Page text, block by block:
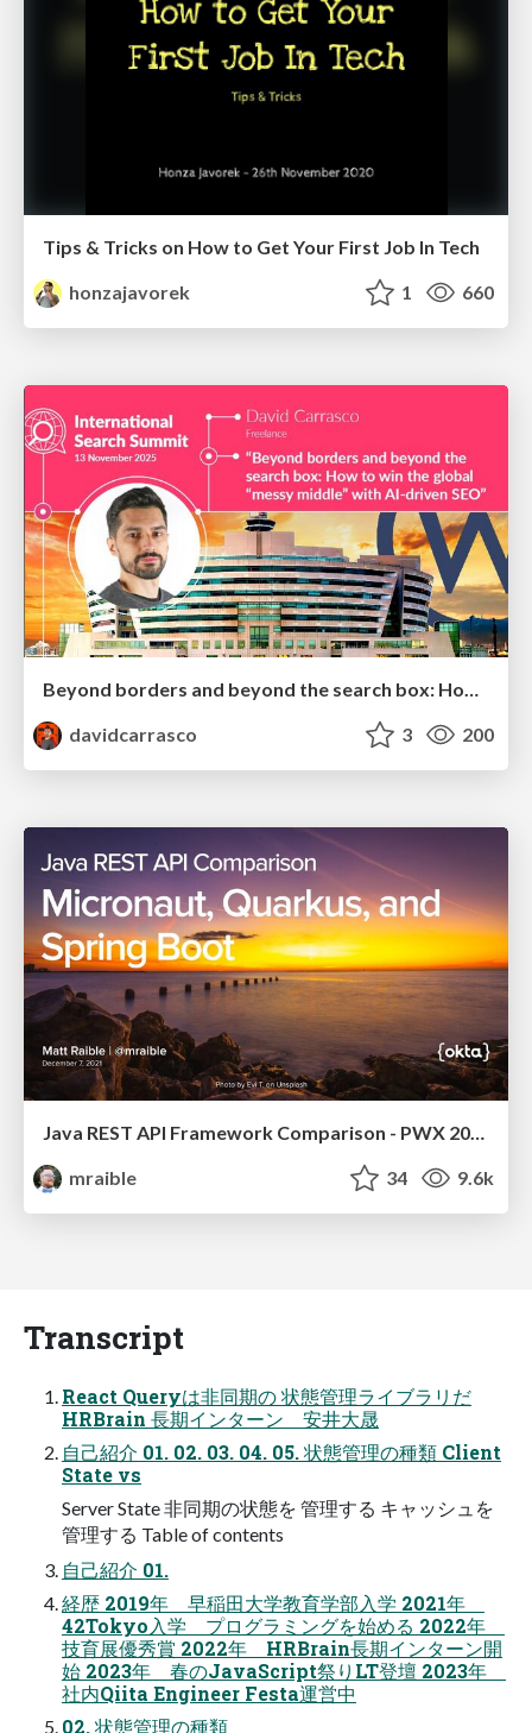
Tips & Tricks on How to Get Your First Job In Tech
honzajavorek
1 660
Beyond borders and beyond the search box: How to win the global "messy middle" with AI-driven SEO
davidcarrasco
3 200
mraible
34 9.6k
Transcript
React Queryは非同期の 状態管理ライブラリだ
HRBrain 長期インターン 安井大晟
自己紹介 01. 02. 03. 04. 05. 状態管理の種類 Client
State vs
Server State 非同期の状態を 管理する キャッシュを
管理する Table of contents
自己紹介 01.
経歴 2019年 早稲田大学教育学部入学 2021年
42Tokyo入学 プログラミングを始める 2022年
技育展優秀賞 2022年 HRBrain長期インターン開
始 2023年 春のJavaScript祭りLT登壇 2023年
社内Qiita Engineer Festa運営中
02. 状態管理の種類